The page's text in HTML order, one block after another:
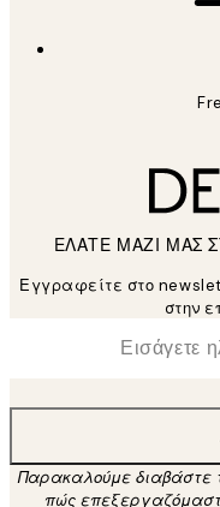
ΕΛΑΤΕ ΜΑΖΙ ΜΑΣ
Εγγραφείτε στο
στην
Ηλεκτρονική
Παρακαλούμε διαβάστε
πώς